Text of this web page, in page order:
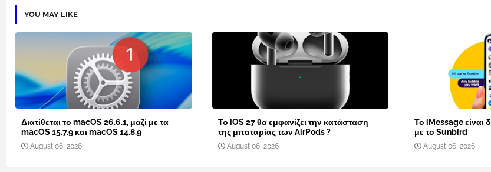
YOU MAY LIKE
Διατίθεται το macOS 26.6.1, μαζί με τα
macOS 15.7.9 και macOS 14.8.9
August 06, 2026
Το iOS 27 θα εμφανίζει την κατάσταση
της μπαταρίας των AirPods ?
August 06, 2026
Το iMessage είναι
με το Sunbird
August 06, 2026